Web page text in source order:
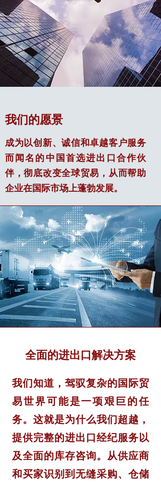
我们的愿景
成为以创新、诚信和卓越客户服务
而闻名的中国首选进出口合作伙
伴，彻底改变全球贸易，从而帮助
企业在国际市场上蓬勃发展。
全面的进出口解决方案
我们知道，驾驭复杂的国际贸
易世界可能是一项艰巨的任
务。这就是为什么我们超越，
提供完整的进出口经纪服务以
及全面的库存咨询。从供应商
和买家识别到无缝采购、仓储